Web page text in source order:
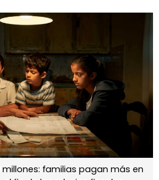
familias pagan más en